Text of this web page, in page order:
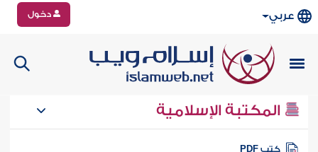
عربي دخول
المكتبة الإسلامية